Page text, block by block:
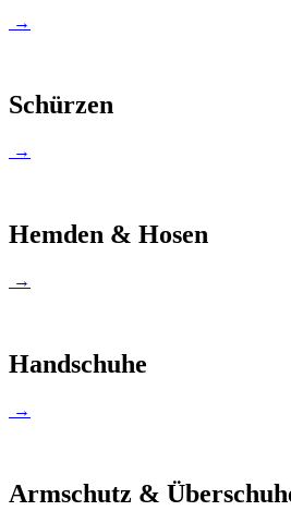
→
Schürzen
→
Hemden & Hosen
→
Handschuhe
→
Armschutz &